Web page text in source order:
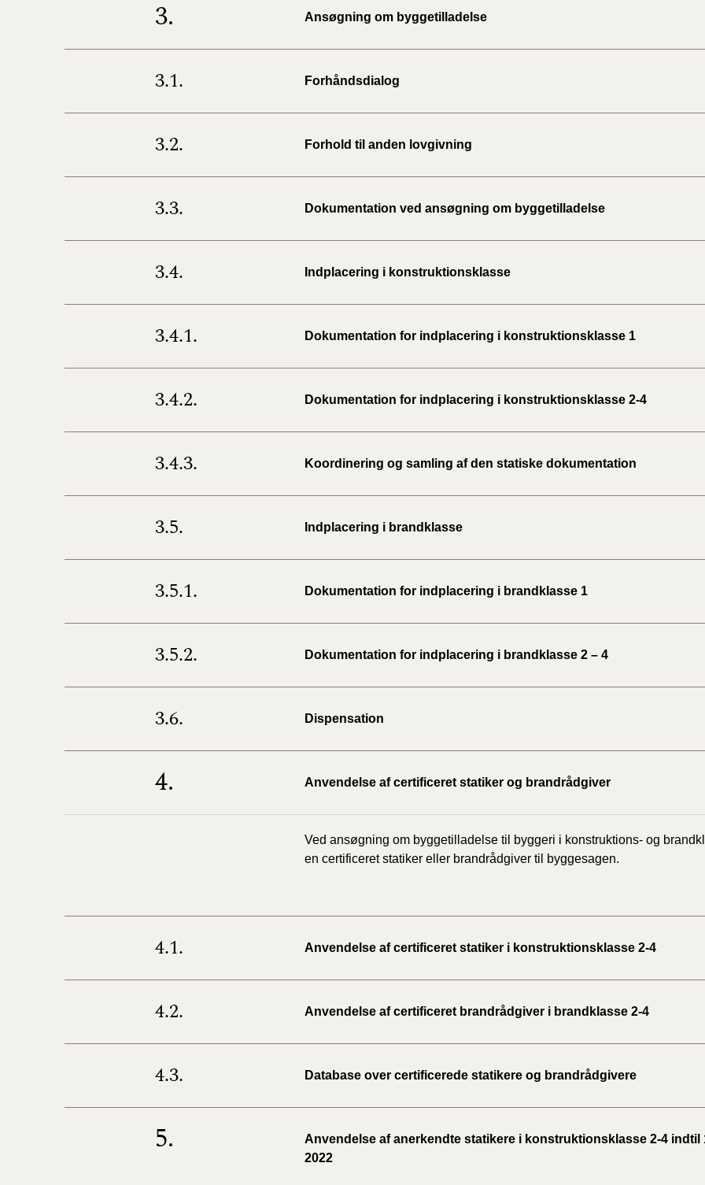
3. Ansøgning om byggetilladelse
3.1. Forhåndsdialog
3.2. Forhold til anden lovgivning
3.3. Dokumentation ved ansøgning om byggetilladelse
3.4. Indplacering i konstruktionsklasse
3.4.1. Dokumentation for indplacering i konstruktionsklasse 1
3.4.2. Dokumentation for indplacering i konstruktionsklasse 2-4
3.4.3. Koordinering og samling af den statiske dokumentation
3.5. Indplacering i brandklasse
3.5.1. Dokumentation for indplacering i brandklasse 1
3.5.2. Dokumentation for indplacering i brandklasse 2 – 4
3.6. Dispensation
4. Anvendelse af certificeret statiker og brandrådgiver
Ved ansøgning om byggetilladelse til byggeri i konstruktions- og
en certificeret statiker eller brandrådgiver til byggesagen.
4.1. Anvendelse af certificeret statiker i konstruktionsklasse 2-4
4.2. Anvendelse af certificeret brandrådgiver i brandklasse 2-4
4.3. Database over certificerede statikere og brandrådgivere
5.
Anvendelse af anerkendte statikere i konstruktionsklasse 2-4 indtil
2022